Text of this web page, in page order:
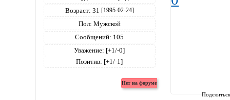
Возраст: 31 [1995-02-24]
Пол: Мужской
Сообщений: 105
Уважение: [+1/-0]
Позитив: [+1/-1]